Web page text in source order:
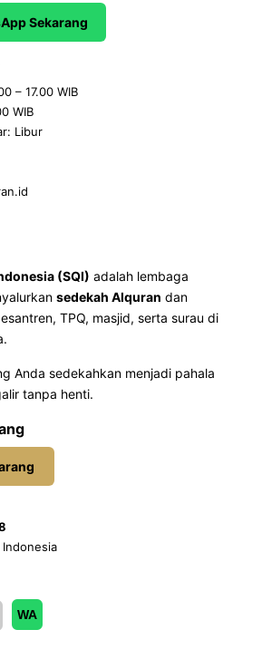
Sekarang
– 17.00 WIB
WIB
Libur
(SQI) adalah lembaga
sedekah Alquran dan
TPQ, masjid, serta surau di
Anda sedekahkan menjadi pahala
tanpa henti.
WA